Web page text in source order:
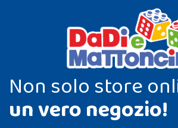
Non solo store
un vero negozio!